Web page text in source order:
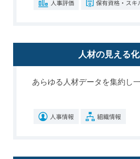
人材の見える化
あらゆる人材データを集約し